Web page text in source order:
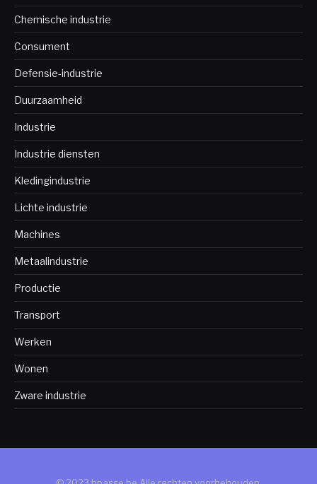
Chemische industrie
Consument
Defensie-industrie
Duurzaamheid
Industrie
Industrie diensten
Kledingindustrie
Lichte industrie
Machines
Metaalindustrie
Productie
Transport
Werken
Wonen
Zware industrie